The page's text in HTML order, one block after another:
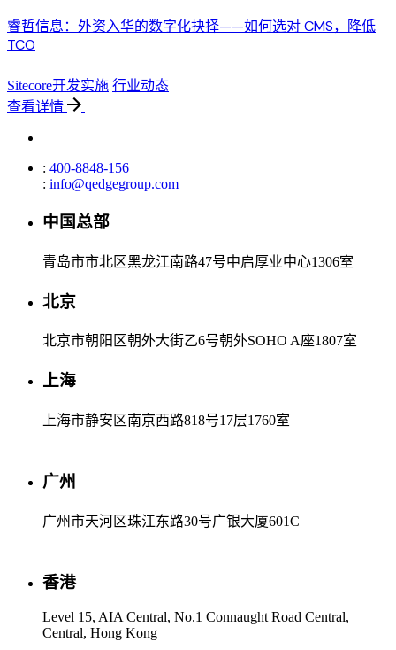
睿哲信息：外资入华的数字化抉择——如何选对 CMS，降低
TCO
Sitecore开发实施 行业动态
查看详情
: 400-8848-156
: info@qedgegroup.com
中国总部
青岛市市北区黑龙江南路47号中启厚业中心1306室
北京
北京市朝阳区朝外大街乙6号朝外SOHO A座1807室
上海
上海市静安区南京西路818号17层1760室
广州
广州市天河区珠江东路30号广银大厦601C
香港
Level 15, AIA Central, No.1 Connaught Road Central,
Central, Hong Kong